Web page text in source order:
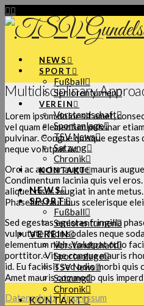
NEWS
SPORT
Fußball
Seniorenturnen
VEREIN
Vorstandschaft
Sportanlage
TSV News
Satzung
Chronik
KONTAKT
NEWS
SPORT
Fußball
Seniorenturnen
VEREIN
Vorstandschaft
Sportanlage
TSV News
Satzung
Chronik
KONTAKT
Multidisciplinary
Lorem ipsum dolor sit amet,
vel quam elementum pulvinar
pulvinar. Congue quisque egestas
neque volutpat ac.
Orci ac auctor augue mauris
Condimentum lacinia quis vel
aliquet risus feugiat in ante
Phasellus faucibus scelerisque
Sed egestas egestas fringilla
vulputate. Non sodales neque
elementum nibh. Volutpat odio
porttitor. Vitae congue mauris
id. Eu facilisis sed odio morbi
Amet mauris commodo quis
Datenschutz|Impressum